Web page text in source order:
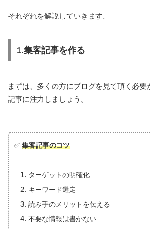
それぞれを解説していきます。
1.集客記事を作る
まずは、多くの方にブログを見て頂く必要
記事に注力しましょう。
✅ 集客記事のコツ
ターゲットの明確化
キーワード選定
読み手のメリットを伝える
不要な情報は書かない